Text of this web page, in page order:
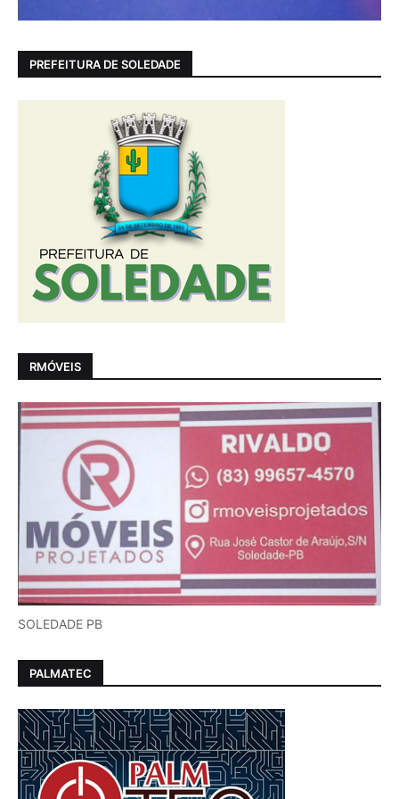
PREFEITURA DE SOLEDADE
RMÓVEIS
SOLEDADE PB
PALMATEC